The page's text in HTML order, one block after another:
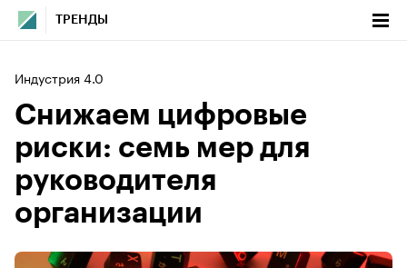
ТРЕНДЫ
Индустрия 4.0
Снижаем цифровые
риски: семь мер для
руководителя
организации